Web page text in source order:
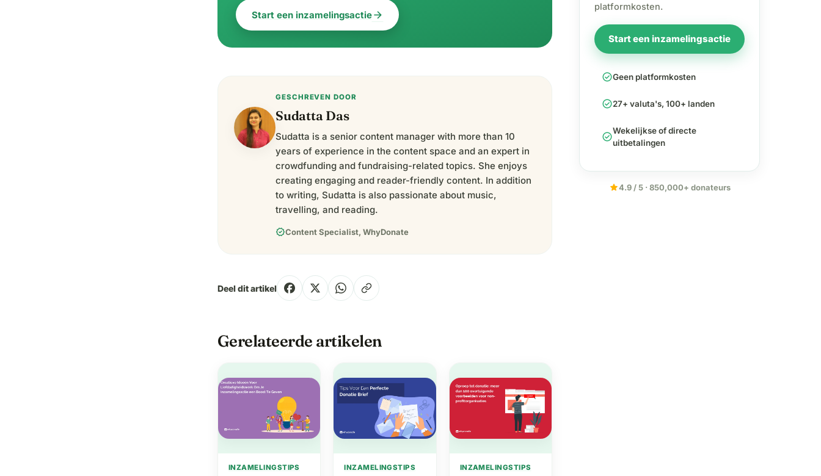
Start een inzamelingsactiearrow_forward
GESCHREVEN DOOR
Sudatta Das
Sudatta is a senior content manager with more than 10
years of experience in the content space and an expert in
crowdfunding and fundraising-related topics. She enjoys
creating engaging and reader-friendly content. In addition
to writing, Sudatta is also passionate about music,
travelling, and reading.
verifiedContent Specialist, WhyDonate
Deel dit artikel
Gerelateerde artikelen
INZAMELINGSTIPS INZAMELINGSTIPS INZAMELINGSTIPS
platformkosten.
Start een inzamelingsactie
check_circleGeen platformkosten
check_circle27+ valuta's, 100+ landen
check_circleWekelijkse of directe
uitbetalingen
star4.9 / 5 · 850,000+ donateurs